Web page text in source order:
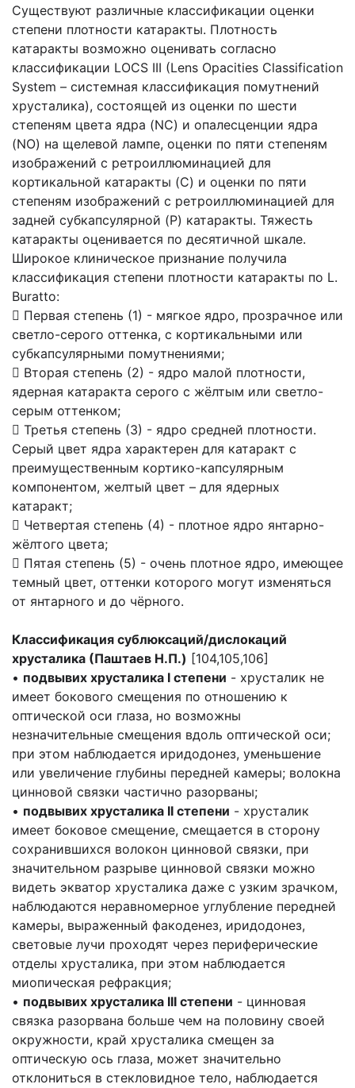
Существуют различные классификации оценки
степени плотности катаракты. Плотность
катаракты возможно оценивать согласно
классификации LOCS III (Lens Opacities Classification
System – системная классификация помутнений
хрусталика), состоящей из оценки по шести
степеням цвета ядра (NC) и опалесценции ядра
(NO) на щелевой лампе, оценки по пяти степеням
изображений с ретроиллюминацией для
кортикальной катаракты (C) и оценки по пяти
степеням изображений с ретроиллюминацией для
задней субкапсулярной (P) катаракты. Тяжесть
катаракты оценивается по десятичной шкале.
Широкое клиническое признание получила
классификация степени плотности катаракты по L.
Buratto:
 Первая степень (1) - мягкое ядро, прозрачное или
светло-серого оттенка, с кортикальными или
субкапсулярными помутнениями;
 Вторая степень (2) - ядро малой плотности,
ядерная катаракта серого с жёлтым или светло-
серым оттенком;
 Третья степень (3) - ядро средней плотности.
Серый цвет ядра характерен для катаракт с
преимущественным кортико-капсулярным
компонентом, желтый цвет – для ядерных
катаракт;
 Четвертая степень (4) - плотное ядро янтарно-
жёлтого цвета;
 Пятая степень (5) - очень плотное ядро, имеющее
темный цвет, оттенки которого могут изменяться
от янтарного и до чёрного.
Классификация сублюксаций/дислокаций
хрусталика (Паштаев Н.П.) [104,105,106]
• подвывих хрусталика I степени - хрусталик не
имеет бокового смещения по отношению к
оптической оси глаза, но возможны
незначительные смещения вдоль оптической оси;
при этом наблюдается иридодонез, уменьшение
или увеличение глубины передней камеры; волокна
цинновой связки частично разорваны;
• подвывих хрусталика II степени - хрусталик
имеет боковое смещение, смещается в сторону
сохранившихся волокон цинновой связки, при
значительном разрыве цинновой связки можно
видеть экватор хрусталика даже с узким зрачком,
наблюдаются неравномерное углубление передней
камеры, выраженный факоденез, иридодонез,
световые лучи проходят через периферические
отделы хрусталика, при этом наблюдается
миопическая рефракция;
• подвывих хрусталика III степени - цинновая
связка разорвана больше чем на половину своей
окружности, край хрусталика смещен за
оптическую ось глаза, может значительно
отклониться в стекловидное тело, наблюдается